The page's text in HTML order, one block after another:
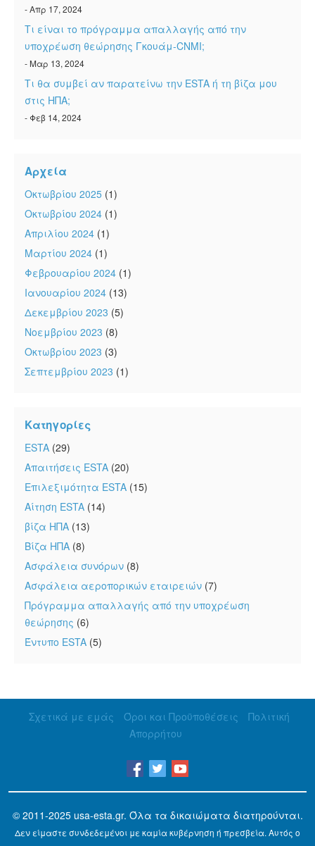
- Απρ 17, 2024
Τι είναι το πρόγραμμα απαλλαγής από την
υποχρέωση θεώρησης Γκουάμ-CNMI;
- Μαρ 13, 2024
Τι θα συμβεί αν παρατείνω την ESTA ή τη βίζα μου
στις ΗΠΑ;
- Φεβ 14, 2024
Αρχεία
Οκτωβρίου 2025 (1)
Οκτωβρίου 2024 (1)
Απριλίου 2024 (1)
Μαρτίου 2024 (1)
Φεβρουαρίου 2024 (1)
Ιανουαρίου 2024 (13)
Δεκεμβρίου 2023 (5)
Νοεμβρίου 2023 (8)
Οκτωβρίου 2023 (3)
Σεπτεμβρίου 2023 (1)
Κατηγορίες
ESTA (29)
Απαιτήσεις ESTA (20)
Επιλεξιμότητα ESTA (15)
Αίτηση ESTA (14)
βίζα ΗΠΑ (13)
Βίζα ΗΠΑ (8)
Ασφάλεια συνόρων (8)
Ασφάλεια αεροπορικών εταιρειών (7)
Πρόγραμμα απαλλαγής από την υποχρέωση
θεώρησης (6)
Έντυπο ESTA (5)
Σχετικά με εμάς Όροι και Προϋποθέσεις
Πολιτική
Απορρήτου
© 2011-2025 usa-esta.gr. Όλα τα δικαιώματα διατηρούνται.
Δεν είμαστε συνδεδεμένοι με καμία κυβέρνηση ή πρεσβεία. Αυτός ο